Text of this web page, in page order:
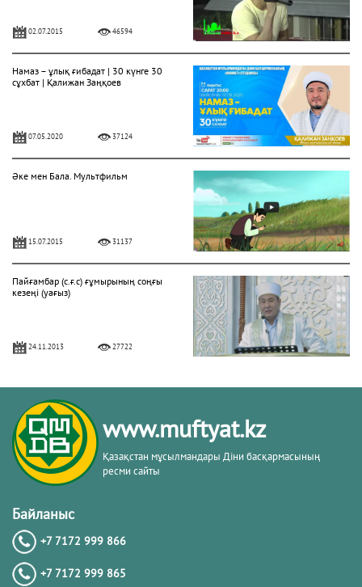
02.07.2015 46594
Намаз – ұлық ғибадат | 30 күнге 30
сұхбат | Қалижан Заңқоев
07.05.2020 37124
Әке мен Бала. Мультфильм
15.07.2015 31137
Пайғамбар (с.ғ.с) ғұмырының соңғы
кезеңі (уағыз)
24.11.2013 27722
"Фатиха" сүресі
11.04.2016
23.10.2015
www.muftyat.kz
Қазақстан мұсылмандары Діни басқармасының
ресми сайты
Байланыс
+7 7172 999 866
+7 7172 999 865